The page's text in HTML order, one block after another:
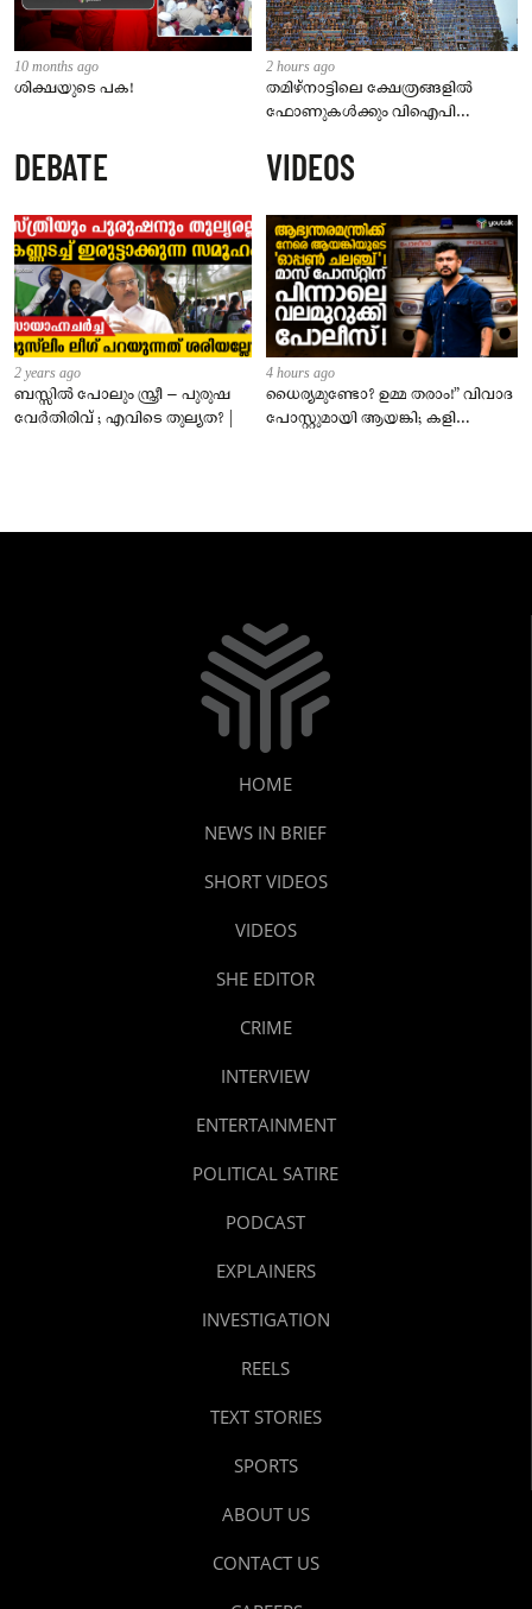
10 months ago
ശിക്ഷയുടെ പക!
2 hours ago
തമിഴ്‌നാട്ടിലെ ക്ഷേത്രങ്ങളിൽ
ഫോണുകൾക്കും വിഐപി
സെപ്റ്റംബർ 1 മുതൽ നിലവിൽ
വരും
DEBATE
2 years ago
ബസ്സിൽ പോലും സ്ത്രീ – പുരുഷ
വേർതിരിവ് ; എവിടെ തുല്യത? |
VIDEOS
4 hours ago
ധൈര്യമുണ്ടോ? ഉമ്മ തരാം!” വിവാദ
പോസ്റ്റുമായി ആയങ്കി; കളി
HOME
NEWS IN BRIEF
SHORT VIDEOS
VIDEOS
SHE EDITOR
CRIME
INTERVIEW
ENTERTAINMENT
POLITICAL SATIRE
PODCAST
EXPLAINERS
INVESTIGATION
REELS
TEXT STORIES
SPORTS
ABOUT US
CONTACT US